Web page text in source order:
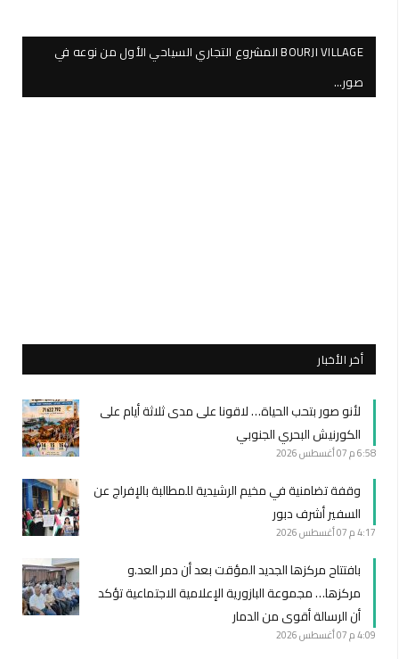
BOURJI VILLAGE المشروع التجاري السياحي الأول من نوعه في
صور…
أخر الأخبار
لأنو صور بتحب الحياة… لاقونا على مدى ثلاثة أيام على
الكورنيش البحري الجنوبي
6:58 م 07 أغسطس 2026
وقفة تضامنية في مخيم الرشيدية للمطالبة بالإفراج عن
السفير أشرف دبور
4:17 م 07 أغسطس 2026
بافتتاح مركزها الجديد المؤقت بعد أن دمر العد.و
مركزها… مجموعة البازورية الإعلامية الاجتماعية تؤكد
أن الرسالة أقوى من الدمار
4:09 م 07 أغسطس 2026